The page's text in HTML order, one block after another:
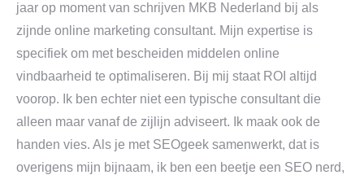
jaar op moment van schrijven MKB Nederland bij als
zijnde online marketing consultant. Mijn expertise is
specifiek om met bescheiden middelen online
vindbaarheid te optimaliseren. Bij mij staat ROI altijd
voorop. Ik ben echter niet een typische consultant die
alleen maar vanaf de zijlijn adviseert. Ik maak ook de
handen vies. Als je met SEOgeek samenwerkt, dat is
overigens mijn bijnaam, ik ben een beetje een SEO nerd,